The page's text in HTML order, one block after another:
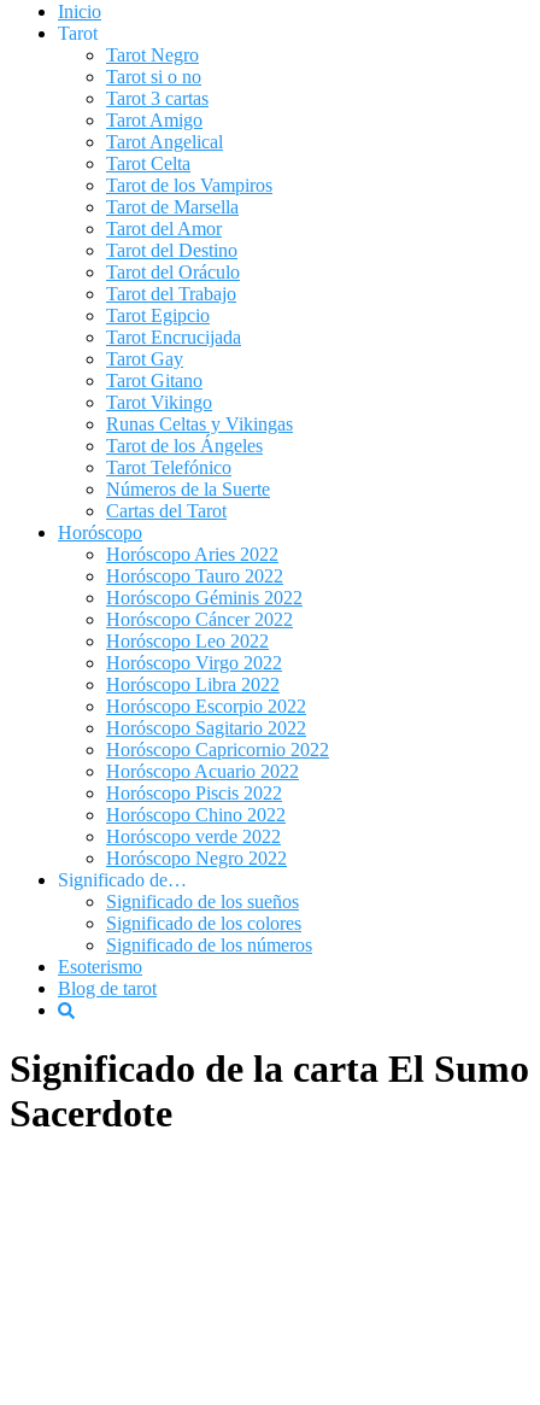
Inicio
Tarot
Tarot Negro
Tarot si o no
Tarot 3 cartas
Tarot Amigo
Tarot Angelical
Tarot Celta
Tarot de los Vampiros
Tarot de Marsella
Tarot del Amor
Tarot del Destino
Tarot del Oráculo
Tarot del Trabajo
Tarot Egipcio
Tarot Encrucijada
Tarot Gay
Tarot Gitano
Tarot Vikingo
Runas Celtas y Vikingas
Tarot de los Ángeles
Tarot Telefónico
Números de la Suerte
Cartas del Tarot
Horóscopo
Horóscopo Aries 2022
Horóscopo Tauro 2022
Horóscopo Géminis 2022
Horóscopo Cáncer 2022
Horóscopo Leo 2022
Horóscopo Virgo 2022
Horóscopo Libra 2022
Horóscopo Escorpio 2022
Horóscopo Sagitario 2022
Horóscopo Capricornio 2022
Horóscopo Acuario 2022
Horóscopo Piscis 2022
Horóscopo Chino 2022
Horóscopo verde 2022
Horóscopo Negro 2022
Significado de…
Significado de los sueños
Significado de los colores
Significado de los números
Esoterismo
Blog de tarot
Significado de la carta El Sumo
Sacerdote